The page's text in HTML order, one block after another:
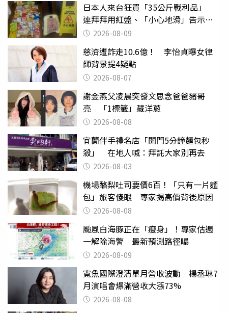
日本人來台狂買「35公斤戰利品」
連拜拜用紅盤、「小心地滑」告示牌
也帶回家
2026-08-09
慈濟遭詐走10.6億！ 李怡貞曝女律
師背景提4疑點
2026-08-07
謝金燕父凌晨突發文思念爸爸豬哥
亮 「1標籤」藏洋蔥
2026-08-08
宜蘭伴手禮名店「開門5分鐘麵包秒
殺」 在地人喊：拜託大家別再去
2026-08-03
機場酪梨吐司要價6百！「只有一片麵
包」旅客傻眼 專家揭高價背後原因
2026-08-08
颱風白海豚正在「瘦身」！專家估週
一解除海警 最新預測路徑曝
2026-08-09
寬魚國際澄清單月營收波動 楊丞琳7
月演唱會爆滿營收大漲73%
2026-08-08